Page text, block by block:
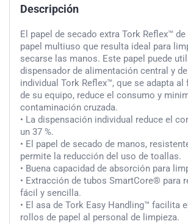
Descripción
El papel de secado extra Tork Reflex™
papel multiuso que resulta ideal para
secarse las manos. Este papel puede
dispensador de alimentación central y
individual Tork Reflex™, que se adapta
de su equipo, reduce el consumo y
contaminación cruzada.
• La dispensación individual reduce el
un 37 %.
• El papel de secado de manos,
permite la reducción del uso de toallas.
• Buena capacidad de absorción para
• Extracción de tubos SmartCore® para
fácil y sencilla.
• El asa de Tork Easy Handling™ facilita
rollos de papel al personal de limpieza.